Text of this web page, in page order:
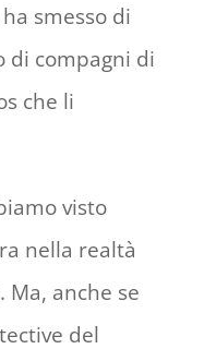
smesso di
di compagni di
che li
visto
nella realtà
anche se
del